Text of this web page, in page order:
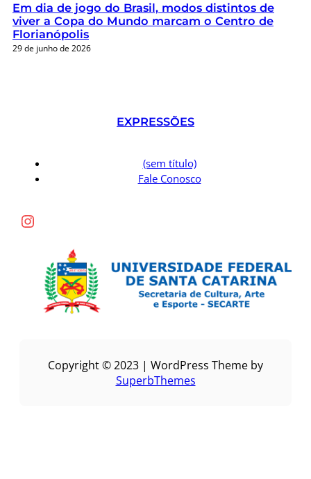
Em dia de jogo do Brasil, modos distintos de
viver a Copa do Mundo marcam o Centro de
Florianópolis
29 de junho de 2026
EXPRESSÕES
(sem título)
Fale Conosco
Instagram
Copyright © 2023 | WordPress Theme by
SuperbThemes